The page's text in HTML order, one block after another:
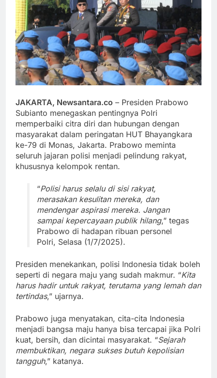
JAKARTA, Newsantara.co – Presiden Prabowo
Subianto menegaskan pentingnya Polri
memperbaiki citra diri dan hubungan dengan
masyarakat dalam peringatan HUT Bhayangkara
ke-79 di Monas, Jakarta. Prabowo meminta
seluruh jajaran polisi menjadi pelindung rakyat,
khususnya kelompok rentan.
“Polisi harus selalu di sisi rakyat,
merasakan kesulitan mereka, dan
mendengar aspirasi mereka. Jangan
sampai kepercayaan publik hilang,” tegas
Prabowo di hadapan ribuan personel
Polri, Selasa (1/7/2025).
Presiden menekankan, polisi Indonesia tidak boleh
seperti di negara maju yang sudah makmur. “Kita
harus hadir untuk rakyat, terutama yang lemah dan
tertindas,” ujarnya.
Prabowo juga menyatakan, cita-cita Indonesia
menjadi bangsa maju hanya bisa tercapai jika Polri
kuat, bersih, dan dicintai masyarakat. “Sejarah
membuktikan, negara sukses butuh kepolisian
tangguh,” katanya.